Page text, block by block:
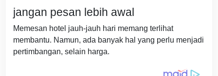
jangan pesan lebih awal
Memesan hotel jauh-jauh hari memang terlihat
membantu. Namun, ada banyak hal yang perlu menjadi
pertimbangan, selain harga.